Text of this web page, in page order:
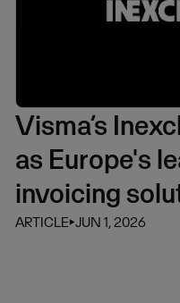
Visma’s
as Europe's
invoicing
ARTICLE⏵JUN 1, 2026